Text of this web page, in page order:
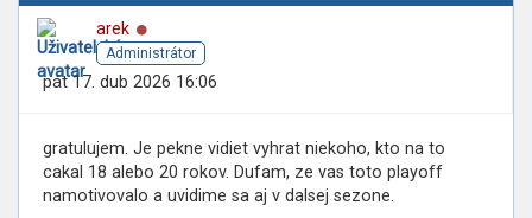
arek
Administrátor
pát 17. dub 2026 16:06
gratulujem. Je pekne vidiet vyhrat niekoho, kto na to
cakal 18 alebo 20 rokov. Dufam, ze vas toto playoff
namotivovalo a uvidime sa aj v dalsej sezone.